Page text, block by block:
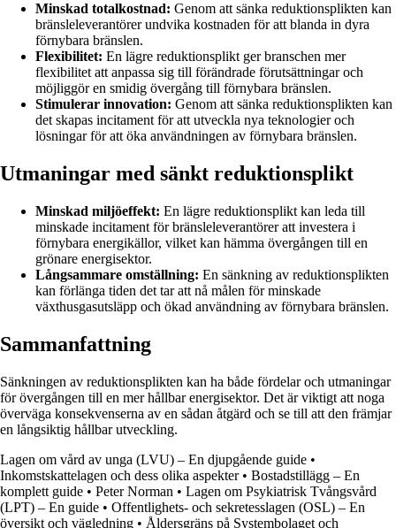
Minskad totalkostnad: Genom att sänka reduktionsplikten kan
bränsleleverantörer undvika kostnaden för att blanda in dyra
förnybara bränslen.
Flexibilitet: En lägre reduktionsplikt ger branschen mer
flexibilitet att anpassa sig till förändrade förutsättningar och
möjliggör en smidig övergång till förnybara bränslen.
Stimulerar innovation: Genom att sänka reduktionsplikten kan
det skapas incitament för att utveckla nya teknologier och
lösningar för att öka användningen av förnybara bränslen.
Utmaningar med sänkt reduktionsplikt
Minskad miljöeffekt: En lägre reduktionsplikt kan leda till
minskade incitament för bränsleleverantörer att investera i
förnybara energikällor, vilket kan hämma övergången till en
grönare energisektor.
Långsammare omställning: En sänkning av reduktionsplikten
kan förlänga tiden det tar att nå målen för minskade
växthusgasutsläpp och ökad användning av förnybara bränslen.
Sammanfattning
Sänkningen av reduktionsplikten kan ha både fördelar och utmaningar
för övergången till en mer hållbar energisektor. Det är viktigt att noga
överväga konsekvenserna av en sådan åtgärd och se till att den främjar
en långsiktig hållbar utveckling.
Lagen om vård av unga (LVU) – En djupgående guide •
Inkomstskattelagen och dess olika aspekter• Bostadstillägg – En
komplett guide • Peter Norman • Lagen om Psykiatrisk Tvångsvård
(LPT) – En guide • Offentlighets- och sekretesslagen (OSL) – En
översikt och vägledning • Åldersgräns på Systembolaget och